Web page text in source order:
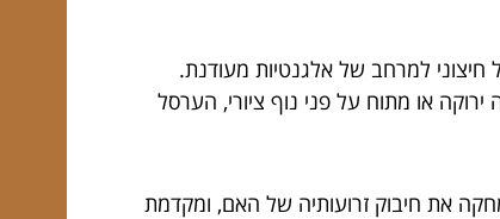
חיצוני למרחב של אלגנטיות מעודנת.
או מתוח על פני נוף ציורי, הערסל
את חיבוק זרועותיה של האם, ומקדמת